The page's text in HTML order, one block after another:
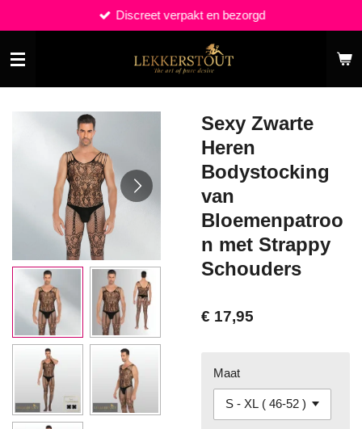
direct
naar
de
hoofdinhoud
Discreet verpakt en bezorgd
Sexy Zwarte
Heren
Bodystocking
van
Bloemenpatroo
n met Strappy
Schouders
€ 17,95
Maat